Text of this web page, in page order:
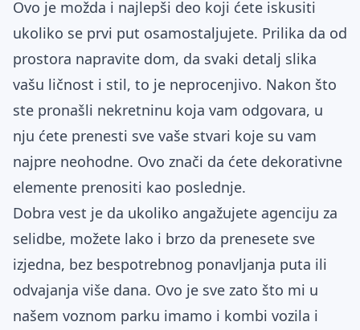
Ovo je možda i najlepši deo koji ćete iskusiti
ukoliko se prvi put osamostaljujete. Prilika da od
prostora napravite dom, da svaki detalj slika
vašu ličnost i stil, to je neprocenjivo. Nakon što
ste pronašli nekretninu koja vam odgovara, u
nju ćete prenesti sve vaše stvari koje su vam
najpre neohodne. Ovo znači da ćete dekorativne
elemente prenositi kao poslednje.
Dobra vest je da ukoliko angažujete agenciju za
selidbe, možete lako i brzo da prenesete sve
izjedna, bez bespotrebnog ponavljanja puta ili
odvajanja više dana. Ovo je sve zato što mi u
našem voznom parku imamo i kombi vozila i